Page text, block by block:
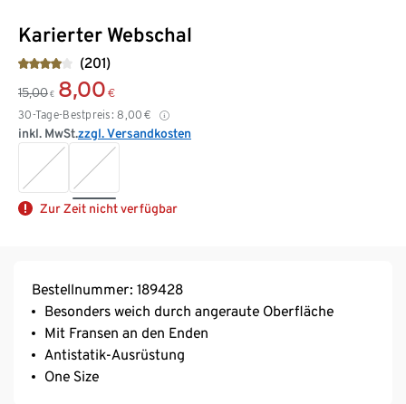
Karierter Webschal
(201)
15,00 € 8,00 €
30-Tage-Bestpreis: 8,00 €
inkl. MwSt.zzgl. Versandkosten
Zur Zeit nicht verfügbar
Bestellnummer: 189428
Besonders weich durch angeraute Oberfläche
Mit Fransen an den Enden
Antistatik-Ausrüstung
One Size